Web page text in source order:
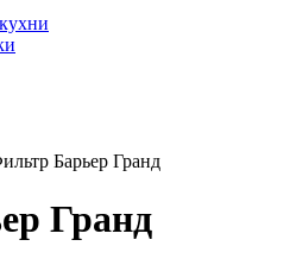
Барьер Гранд
Гранд